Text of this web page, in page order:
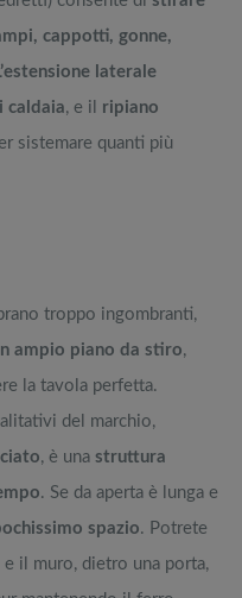
cappotti, gonne,
laterale
caldaia, e il ripiano
sistemare quanti più
troppo ingombranti,
ampio piano da stiro,
la tavola perfetta.
del marchio,
, è una struttura
. Se da aperta è lunga e
spazio. Potrete
e il muro, dietro una porta,